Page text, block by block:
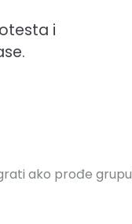
i
ako prođe grupu